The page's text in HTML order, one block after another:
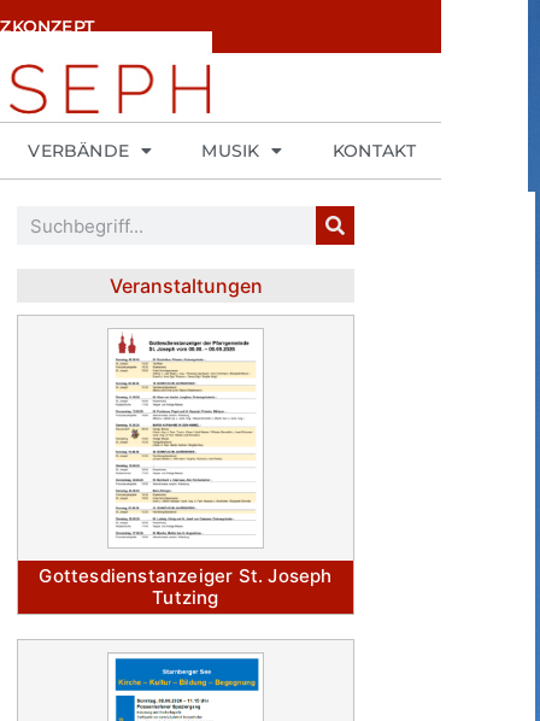
VERBÄNDE MUSIK KONTAKT
Veranstaltungen
Gottesdienstanzeiger St. Joseph
Tutzing